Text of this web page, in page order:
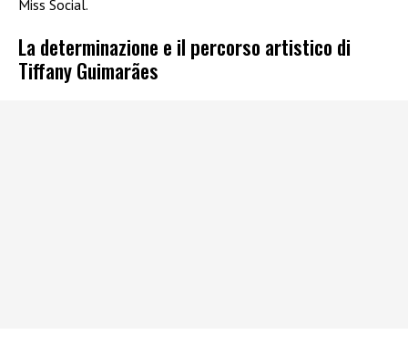
Miss Social.
La determinazione e il percorso artistico di
Tiffany Guimarães